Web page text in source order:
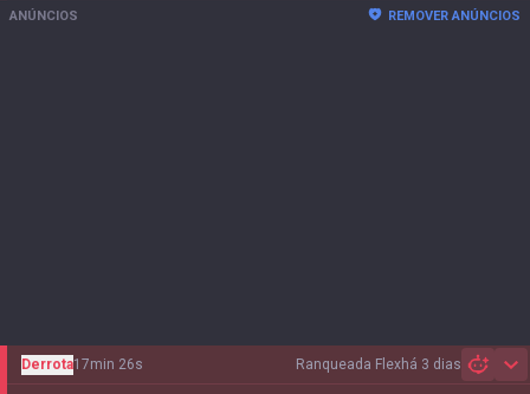
ANÚNCIOS REMOVER ANÚNCIOS
Ranqueada Flexhá 3 dias
Derrota17min 26s